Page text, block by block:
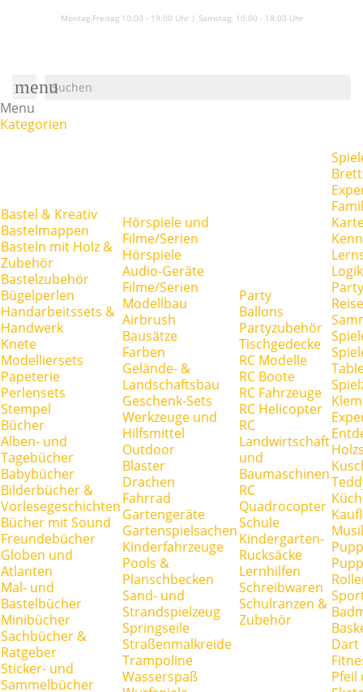
Montag-Freitag 10:00 - 19:00 Uhr | Samstag: 10:00 - 18:00 Uhr
menu
Menu
Kategorien
Bastel & Kreativ
Bastelmappen
Basteln mit Holz &
Zubehör
Bastelzubehör
Bügelperlen
Handarbeitssets &
Handwerk
Knete
Modelliersets
Papeterie
Perlensets
Stempel
Bücher
Alben- und
Tagebücher
Babybücher
Bilderbücher &
Vorlesegeschichten
Bücher mit Sound
Freundebücher
Globen und
Atlanten
Mal- und
Bastelbücher
Minibücher
Sachbücher &
Ratgeber
Sticker- und
Sammelbücher
Hörspiele und
Filme/Serien
Hörspiele
Audio-Geräte
Filme/Serien
Modellbau
Airbrush
Bausätze
Farben
Gelände- &
Landschaftsbau
Geschenk-Sets
Werkzeuge und
Hilfsmittel
Outdoor
Blaster
Drachen
Fahrrad
Gartengeräte
Gartenspielsachen
Kinderfahrzeuge
Pools &
Planschbecken
Sand- und
Strandspielzeug
Springseile
Straßenmalkreide
Trampoline
Wasserspaß
Party
Ballons
Partyzubehör
Tischgedecke
RC Modelle
RC Boote
RC Fahrzeuge
RC Helicopter
RC
Landwirtschaft
und
Baumaschinen
RC
Quadrocopter
Schule
Kindergarten-
Rucksäcke
Lernhilfen
Schreibwaren
Schulranzen &
Zubehör
Dart
Pfeil